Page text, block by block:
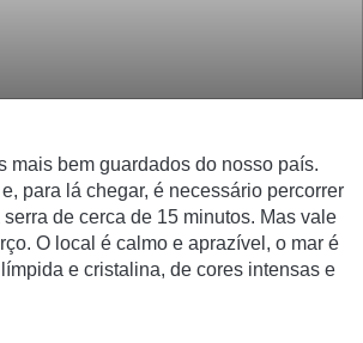
mais bem guardados do nosso país.
para lá chegar, é necessário percorrer
de cerca de 15 minutos. Mas vale
O local é calmo e aprazível, o mar é
e cristalina, de cores intensas e